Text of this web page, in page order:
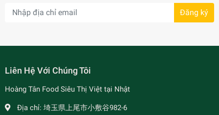
- 34% Đăng ký
Liên Hệ Với Chúng Tôi
Hoàng Tân Food Siêu Thị Việt tại Nhật
Địa chỉ: 埼玉県上尾市小敷谷982-6